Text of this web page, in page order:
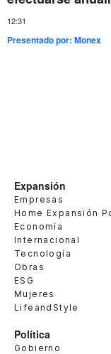
12:31
Presentado por:Monex
Expansión
Empresas
Home Expansión
Economía
Internacional
Tecnología
Obras
ESG
Mujeres
LifeandStyle
Política
Gobierno